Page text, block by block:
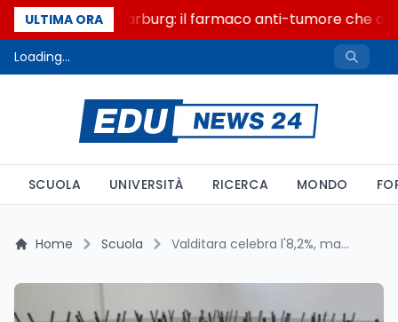
ULTIMA ORA
Un secolo di Warburg: il farmaco anti-tumore che
Loading...
SCUOLA UNIVERSITÀ RICERCA MONDO
Home Scuola Valditara celebra l'8,2%, ma ISTAT segnala un altro divario